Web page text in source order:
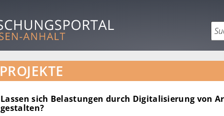
PROJEKTE
Lassen sich Belastungen durch Digitalisierung von
gestalten?